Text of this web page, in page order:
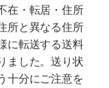
在・転居・住所
所と異なる住所
に転送する送料
ました。送り状
十分にご注意を